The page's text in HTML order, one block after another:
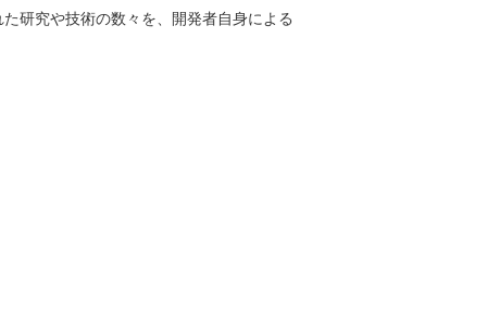
研究や技術の数々を、開発者自身による